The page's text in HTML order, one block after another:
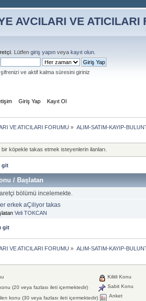
. Lütfen giriş yapın veya kayıt olun
şifrenizi ve aktif kalma süresini giriniz
Giriş Yap Kayıt Ol
VE ATICILARI FORUMU » ALIM-SATIM-KAYIP-
bir köpekle takas etmek isteyenlerin ilanları.
git
/ Başlatan
bölümü incelemekte.
erkek aÇiliyor takas
Veli TOKCAN
git
VE ATICILARI FORUMU » ALIM-SATIM-KAYIP-
(20 veya fazlası ileti içermektedir)
konu (30 veya fazlası ileti içermektedir)
Kilitli Konu
Sabit Konu
Anket